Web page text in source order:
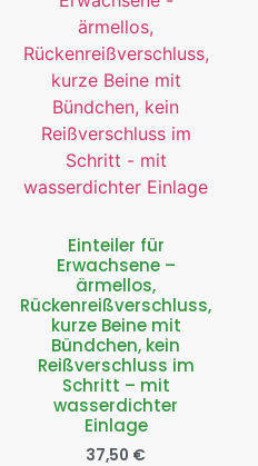
Einteiler für
Erwachsene –
ärmellos,
Rückenreißverschluss,
kurze Beine mit
Bündchen, kein
Reißverschluss im
Schritt – mit
wasserdichter
Einlage
37,50 €